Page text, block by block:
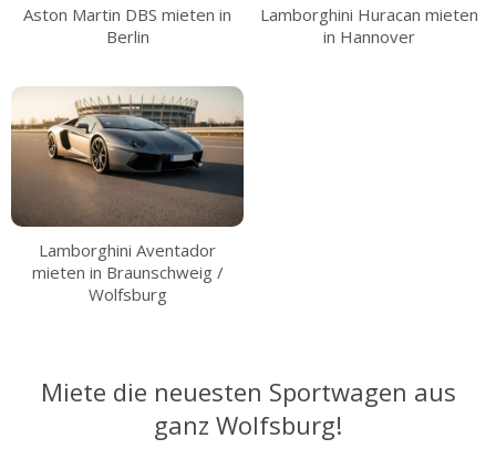
Aston Martin DBS mieten in
Berlin
Lamborghini Huracan mieten
in Hannover
Lamborghini Aventador
mieten in Braunschweig /
Wolfsburg
Miete die neuesten Sportwagen aus
ganz Wolfsburg!